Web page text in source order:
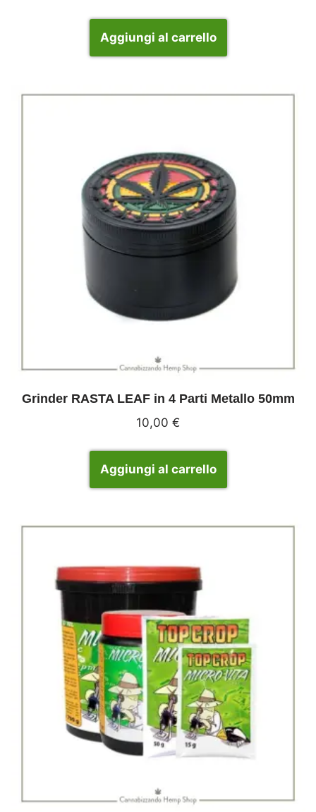
Aggiungi al carrello
Grinder RASTA LEAF in 4 Parti Metallo 50mm
10,00 €
Aggiungi al carrello